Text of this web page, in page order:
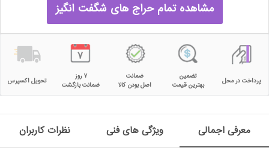
مشاهده تمام حراج های شگفت انگیز
پرداخت در محل
تضمین
بهترین قیمت
ضمانت
اصل بودن کالا
۷ روز
ضمانت بازگشت
تحویل اکسپرس
معرفی اجمالی ویژگی های فنی نظرات کاربران